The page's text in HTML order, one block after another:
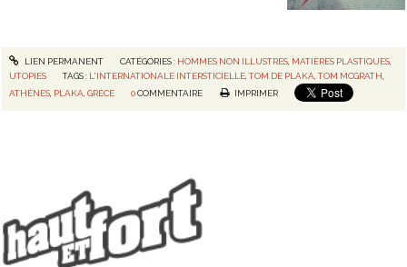
LIEN PERMANENT CATÉGORIES : HOMMES NON ILLUSTRES, MATIÈRES PLASTIQUES,
UTOPIES
TAGS : L'INTERNATIONALE INTERSTICIELLE ,TOM DE PLAKA ,TOM MCGRATH
ATHÈNES PLAKA ,GRÈCE 0 COMMENTAIRE IMPRIMER